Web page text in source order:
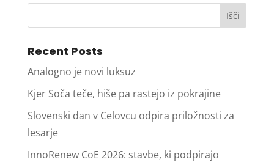
Recent Posts
Analogno je novi luksuz
Kjer Soča teče, hiše pa rastejo iz pokrajine
Slovenski dan v Celovcu odpira priložnosti za
lesarje
InnoRenew CoE 2026: stavbe, ki podpirajo